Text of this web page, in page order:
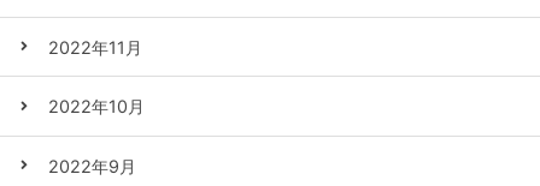
2022年11月
2022年10月
2022年9月